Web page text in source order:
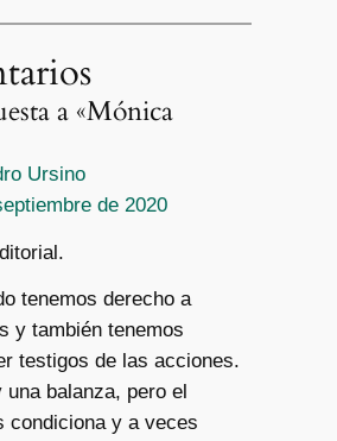
a «Mónica
Ursino
de 2020
tenemos derecho a
y también tenemos
testigos de las acciones.
una balanza, pero el
condiciona y a veces